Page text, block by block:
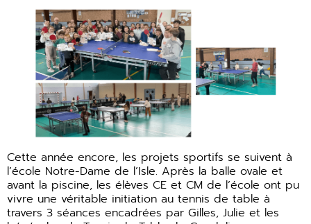
Cette année encore, les projets sportifs se suivent à
l’école Notre-Dame de l’Isle. Après la balle ovale et
avant la piscine, les élèves CE et CM de l’école ont pu
vivre une véritable initiation au tennis de table à
travers 3 séances encadrées par Gilles, Julie et les